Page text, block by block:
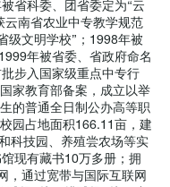
省科委、团省委定为“云
云南省农业中专教学规范
级文明学校”；1998年被
年被省委、省政府命名
步入国家级重点中专行
家教育部备案，成立以举
的普通全日制公办高等职
园占地面积166.11亩，建
科技园、养殖尝农场等实
现有藏书10万多册；拥
，通过宽带与国际互联网